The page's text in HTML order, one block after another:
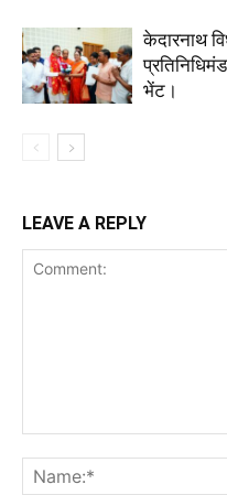
केदारनाथ
भेंट।
LEAVE A REPLY